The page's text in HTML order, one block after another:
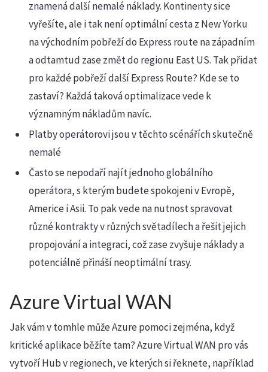
znamená další nemalé náklady. Kontinenty sice
vyřešíte, ale i tak není optimální cesta z New Yorku
na východním pobřeží do Express route na západním
a odtamtud zase změt do regionu East US. Tak přidat
pro každé pobřeží další Express Route? Kde se to
zastaví? Každá taková optimalizace vede k
významným nákladům navíc.
Platby operátorovi jsou v těchto scénářích skutečně
nemalé
Často se nepodaří najít jednoho globálního
operátora, s kterým budete spokojeni v Evropě,
Americe i Asii. To pak vede na nutnost spravovat
různé kontrakty v různých světadílech a řešit jejich
propojování a integraci, což zase zvyšuje náklady a
potenciálně přináší neoptimální trasy.
Azure Virtual WAN
Jak vám v tomhle může Azure pomoci zejména, když
kritické aplikace běžíte tam? Azure Virtual WAN pro vás
vytvoří Hub v regionech, ve kterých si řeknete, například